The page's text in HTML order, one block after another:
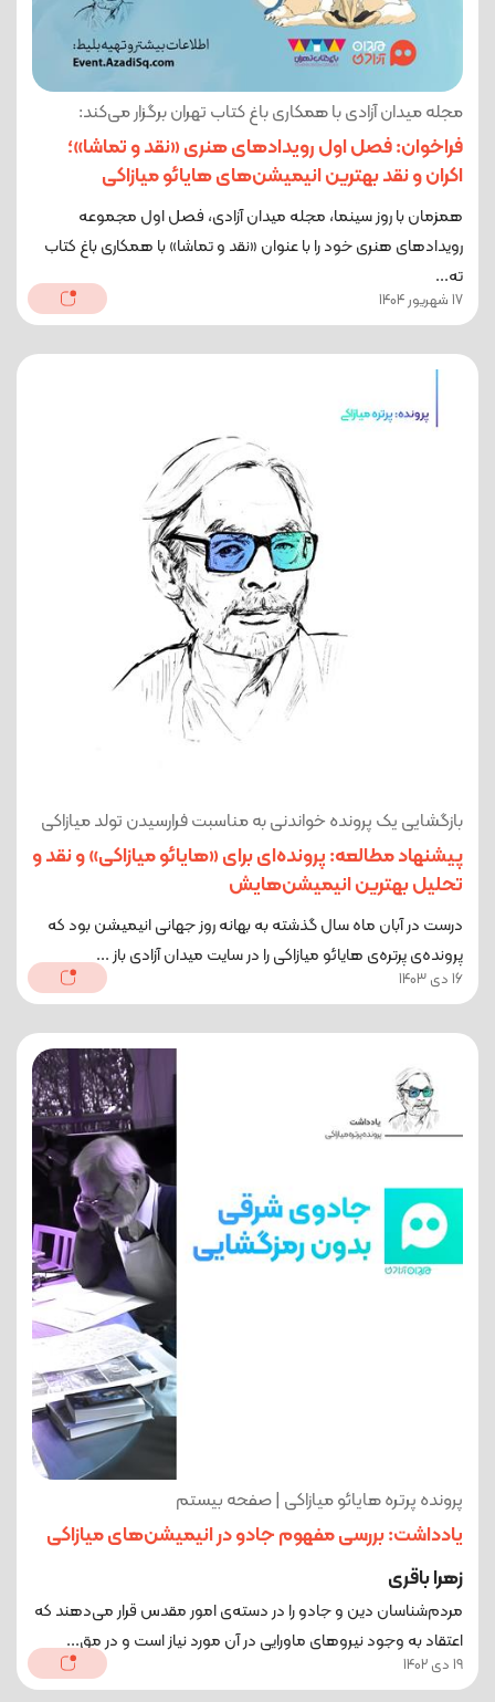
مجله میدان آزادی با همکاری باغ کتاب تهران برگزار می‌کند:
فراخوان: فصل اول رویدادهای هنری «نقد و تماشا»؛
اکران و نقد بهترین انیمیشن‌های هایائو میازاکی
همزمان با روز سینما، مجله میدان آزادی، فصل اول مجموعه
رویدادهای هنری خود را با عنوان «نقد و تماشا» با همکاری باغ کتاب
ته...
17 شهریور 1404
بازگشایی یک پرونده خواندنی به مناسبت فرارسیدن تولد میازاکی
پیشنهاد مطالعه: پرونده‌ای برای «هایائو میازاکی» و نقد و
تحلیل بهترین انیمیشن‌هایش
درست در آبان ماه سال گذشته به بهانه روز جهانی انیمیشن بود که
پرونده‌ی پرتره‌ی هایائو میازاکی را در سایت میدان آزادی باز ...
16 دی 1403
پرونده پرتره هایائو میازاکی | صفحه بیستم
یادداشت: بررسی مفهوم جادو در انیمیشن‌های میازاکی
زهرا باقری
مردم‌شناسان دین و جادو را در دسته‌ی امور مقدس قرار می‌دهند که
اعتقاد به وجود نیروهای ماورایی در آن مورد نیاز است و در مق...
19 دی 1402